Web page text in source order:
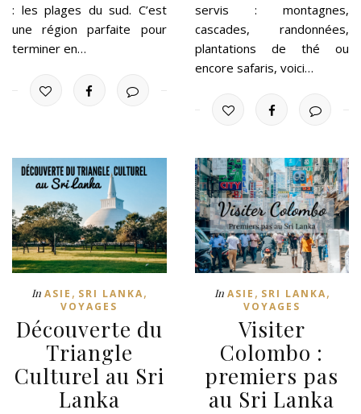
: les plages du sud. C’est
une région parfaite pour
terminer en…
servis : montagnes,
cascades, randonnées,
plantations de thé ou
encore safaris, voici…
In ASIE , SRI LANKA,
VOYAGES
Découverte du
Triangle
Culturel au Sri
Lanka
In ASIE , SRI LANKA,
VOYAGES
Visiter
Colombo :
premiers pas
au Sri Lanka